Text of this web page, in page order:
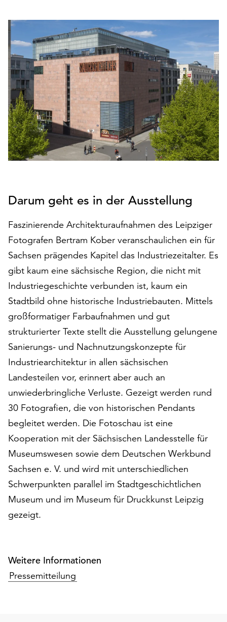
Betrieb
der
Seite
notwendig
sind
(funktionale
Cookies),
sowie
solche,
die
lediglich
zu
anonymen
werden.
Sie
auf
„Alle
akzeptieren“,
um
alle
Cookies
akzeptieren.
Sie
können
Einverständnis
jederzeit
ändern
und
widerrufen.
Dafür
steht
Ihnen
am
Ende
der
Seite
Schaltfläche
zur
Verfügung.
Funktionale
Darum geht es in der Ausstellung
Faszinierende Architekturaufnahmen des Leipziger
Fotografen Bertram Kober veranschaulichen ein für
Sachsen prägendes Kapitel das Industriezeitalter. Es
gibt kaum eine sächsische Region, die nicht mit
Industriegeschichte verbunden ist, kaum ein
Stadtbild ohne historische Industriebauten. Mittels
großformatiger Farbaufnahmen und gut
strukturierter Texte stellt die Ausstellung gelungene
Sanierungs- und Nachnutzungskonzepte für
Industriearchitektur in allen sächsischen
Landesteilen vor, erinnert aber auch an
unwiederbringliche Verluste. Gezeigt werden rund
30 Fotografien, die von historischen Pendants
begleitet werden. Die Fotoschau ist eine
Kooperation mit der Sächsischen Landesstelle für
Museumswesen sowie dem Deutschen Werkbund
Sachsen e. V. und wird mit unterschiedlichen
Schwerpunkten parallel im Stadtgeschichtlichen
Museum und im Museum für Druckkunst Leipzig
gezeigt.
Weitere Informationen
Pressemitteilung